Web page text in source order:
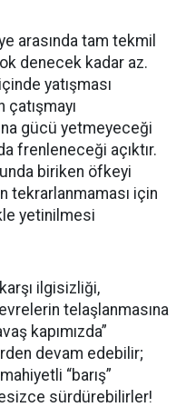
arasında tam tekmil
denecek kadar az.
yatışması
çatışmayı
gücü yetmeyeceği
frenleneceği açıktır.
biriken öfkeyi
tekrarlanmaması için
yetinilmesi
ilgisizliği,
telaşlanmasına
kapımızda”
devam edebilir;
“barış”
sürdürebilirler!